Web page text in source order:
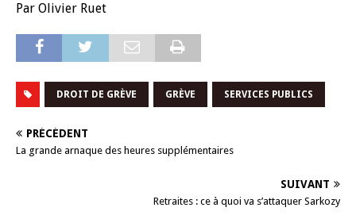
Par Olivier Ruet
DROIT DE GRÈVE GRÈVE SERVICES PUBLICS
PRÉCÉDENT
La grande arnaque des heures supplémentaires
SUIVANT
Retraites : ce à quoi va s’attaquer Sarkozy